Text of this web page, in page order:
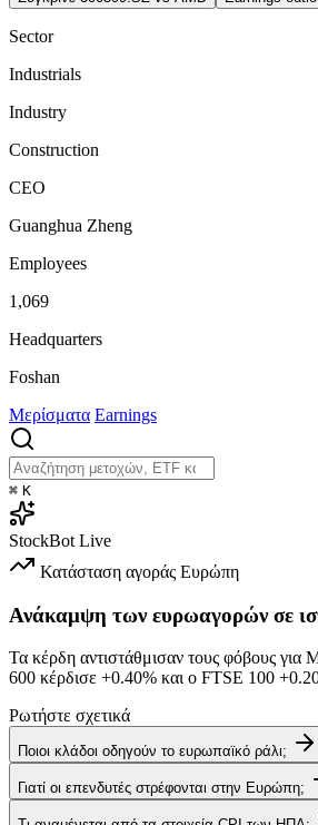
Sector
Industrials
Industry
Construction
CEO
Guanghua Zheng
Employees
1,069
Headquarters
Foshan
Μερίσματα Earnings
⌘ K
StockBot Live
Κατάσταση αγοράς Ευρώπη
Ανάκαμψη των ευρωαγορών σε
Τα κέρδη αντιστάθμισαν τους φόβους
600 κέρδισε +0.40% και ο FTSE 100
Ρωτήστε σχετικά
Ποιοι κλάδοι οδηγούν το ευρωπαϊκό ράλι;
Γιατί οι επενδυτές στρέφονται στην Ευρώπη;